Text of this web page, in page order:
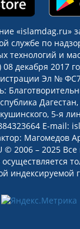
«islamdag.ru»
службе по
технологий и
08 декабря 2017
Эл №
5-я
E-mail:
Магомедов
© 2006 – 2025
индексируемой